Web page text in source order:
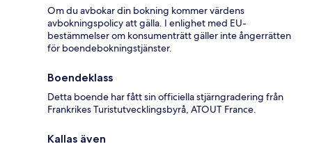
Om du avbokar din bokning kommer värdens
avbokningspolicy att gälla. I enlighet med EU-
bestämmelser om konsumenträtt gäller inte ångerrätten
för boendebokningstjänster.
Boendeklass
Detta boende har fått sin officiella stjärngradering från
Frankrikes Turistutvecklingsbyrå, ATOUT France.
Kallas även